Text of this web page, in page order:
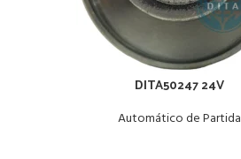
DITA50247 24V
Automático de Partida